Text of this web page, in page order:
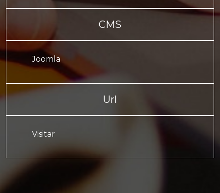
CMS
Joomla
Url
Visitar